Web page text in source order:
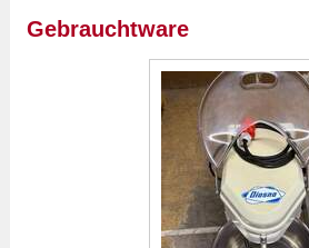
Gebrauchtware